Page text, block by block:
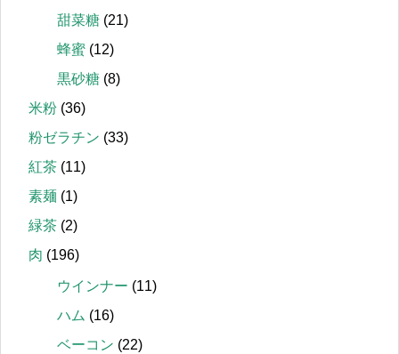
甜菜糖 (21)
蜂蜜 (12)
黒砂糖 (8)
米粉 (36)
粉ゼラチン (33)
紅茶 (11)
素麺 (1)
緑茶 (2)
肉 (196)
ウインナー (11)
ハム (16)
ベーコン (22)